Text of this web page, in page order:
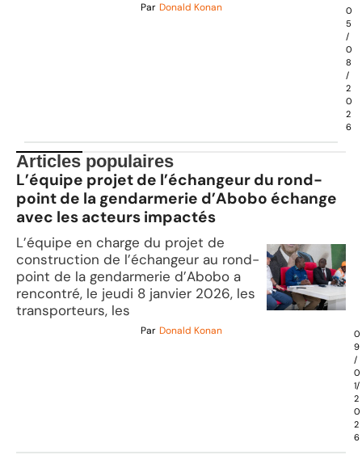
Par Donald Konan
0
5
/
0
8
/
2
0
2
6
Articles populaires
L’équipe projet de l’échangeur du rond-
point de la gendarmerie d’Abobo échange
avec les acteurs impactés
L’équipe en charge du projet de
construction de l’échangeur au rond-
point de la gendarmerie d’Abobo a
rencontré, le jeudi 8 janvier 2026, les
transporteurs, les
Par Donald Konan
0
9
/
0
1/
2
0
2
6